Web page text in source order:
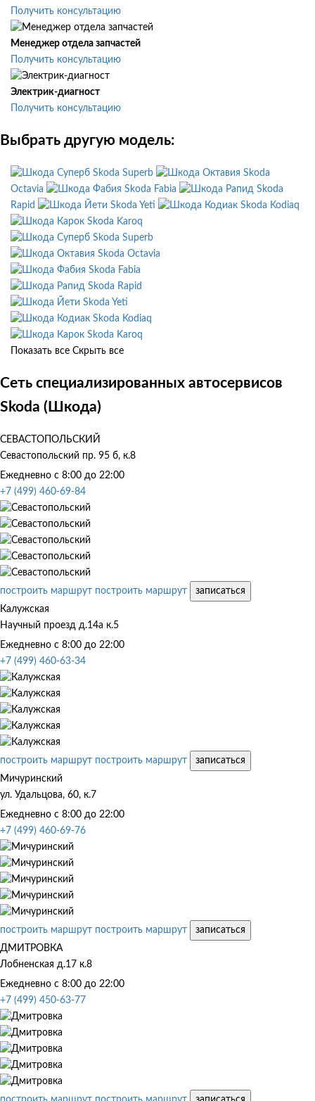
Получить консультацию
Менеджер отдела запчастей
Получить консультацию
Электрик-диагност
Получить консультацию
Выбрать другую модель:
Skoda Superb
Skoda
Octavia
Skoda Fabia
Skoda
Rapid
Skoda Yeti
Skoda Kodiaq
Skoda Karoq
Skoda Superb
Skoda Octavia
Skoda Fabia
Skoda Rapid
Skoda Yeti
Skoda Kodiaq
Skoda Karoq
Показать все Скрыть все
Сеть специализированных автосервисов
Skoda (Шкода)
СЕВАСТОПОЛЬСКИЙ
Севастопольский пр. 95 б, к.8
Ежедневно с 8:00 до 22:00
+7 (499) 460-69-84
построить маршрут построить маршрут
записаться
Калужская
Научный проезд д.14а к.5
Ежедневно с 8:00 до 22:00
+7 (499) 460-63-34
построить маршрут построить маршрут
записаться
Мичуринский
ул. Удальцова, 60, к.7
Ежедневно с 8:00 до 22:00
+7 (499) 460-69-76
построить маршрут построить маршрут
записаться
ДМИТРОВКА
Лобненская д.17 к.8
Ежедневно с 8:00 до 22:00
+7 (499) 450-63-77